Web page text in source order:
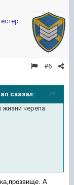
#6
сказал:
жизни черепа
А